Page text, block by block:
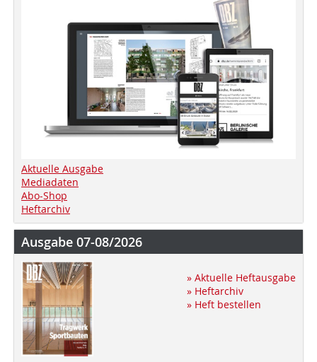
Aktuelle Ausgabe
Mediadaten
Abo-Shop
Heftarchiv
Ausgabe 07-08/2026
» Aktuelle Heftausgabe
» Heftarchiv
» Heft bestellen